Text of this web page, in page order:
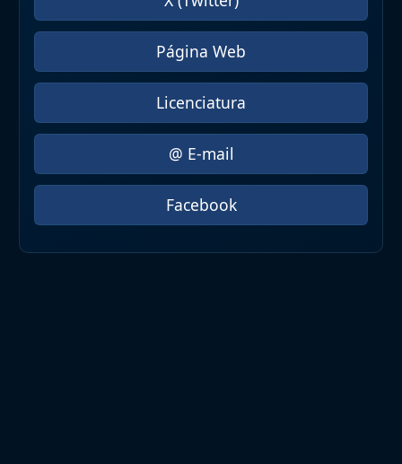
Página Web
Licenciatura
@ E-mail
Facebook